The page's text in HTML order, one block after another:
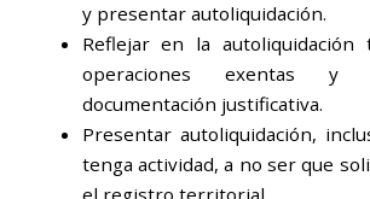
y presentar autoliquidación.
Reflejar en la autoliquidación
operaciones exentas y
documentación justificativa.
Presentar autoliquidación,
tenga actividad, a no ser que